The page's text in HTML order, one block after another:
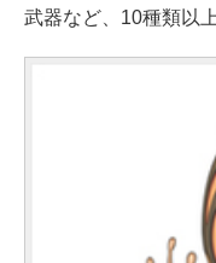
武器など、10種類以